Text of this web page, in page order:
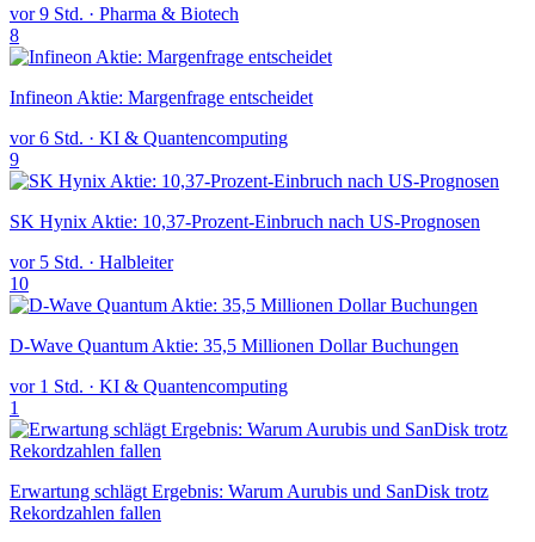
vor 9 Std. · Pharma & Biotech
8
Infineon Aktie: Margenfrage entscheidet
vor 6 Std. · KI & Quantencomputing
9
SK Hynix Aktie: 10,37-Prozent-Einbruch nach US-Prognosen
vor 5 Std. · Halbleiter
10
D-Wave Quantum Aktie: 35,5 Millionen Dollar Buchungen
vor 1 Std. · KI & Quantencomputing
1
Erwartung schlägt Ergebnis: Warum Aurubis und SanDisk trotz
Rekordzahlen fallen